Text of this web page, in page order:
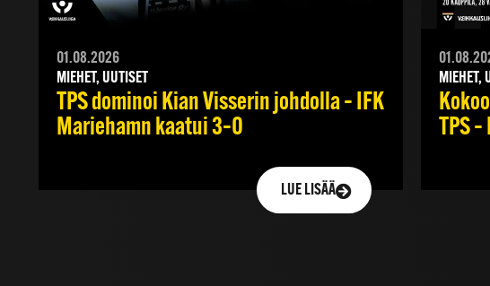
01.08.2026
MIEHET, UUTISET
TPS dominoi Kian Visserin johdolla – IFK
Mariehamn kaatui 3–0
LUE LISÄÄ
MIEHET,
TPS